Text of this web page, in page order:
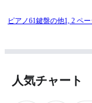
ピアノ61鍵盤の他1, 2 ペ
人気チャート